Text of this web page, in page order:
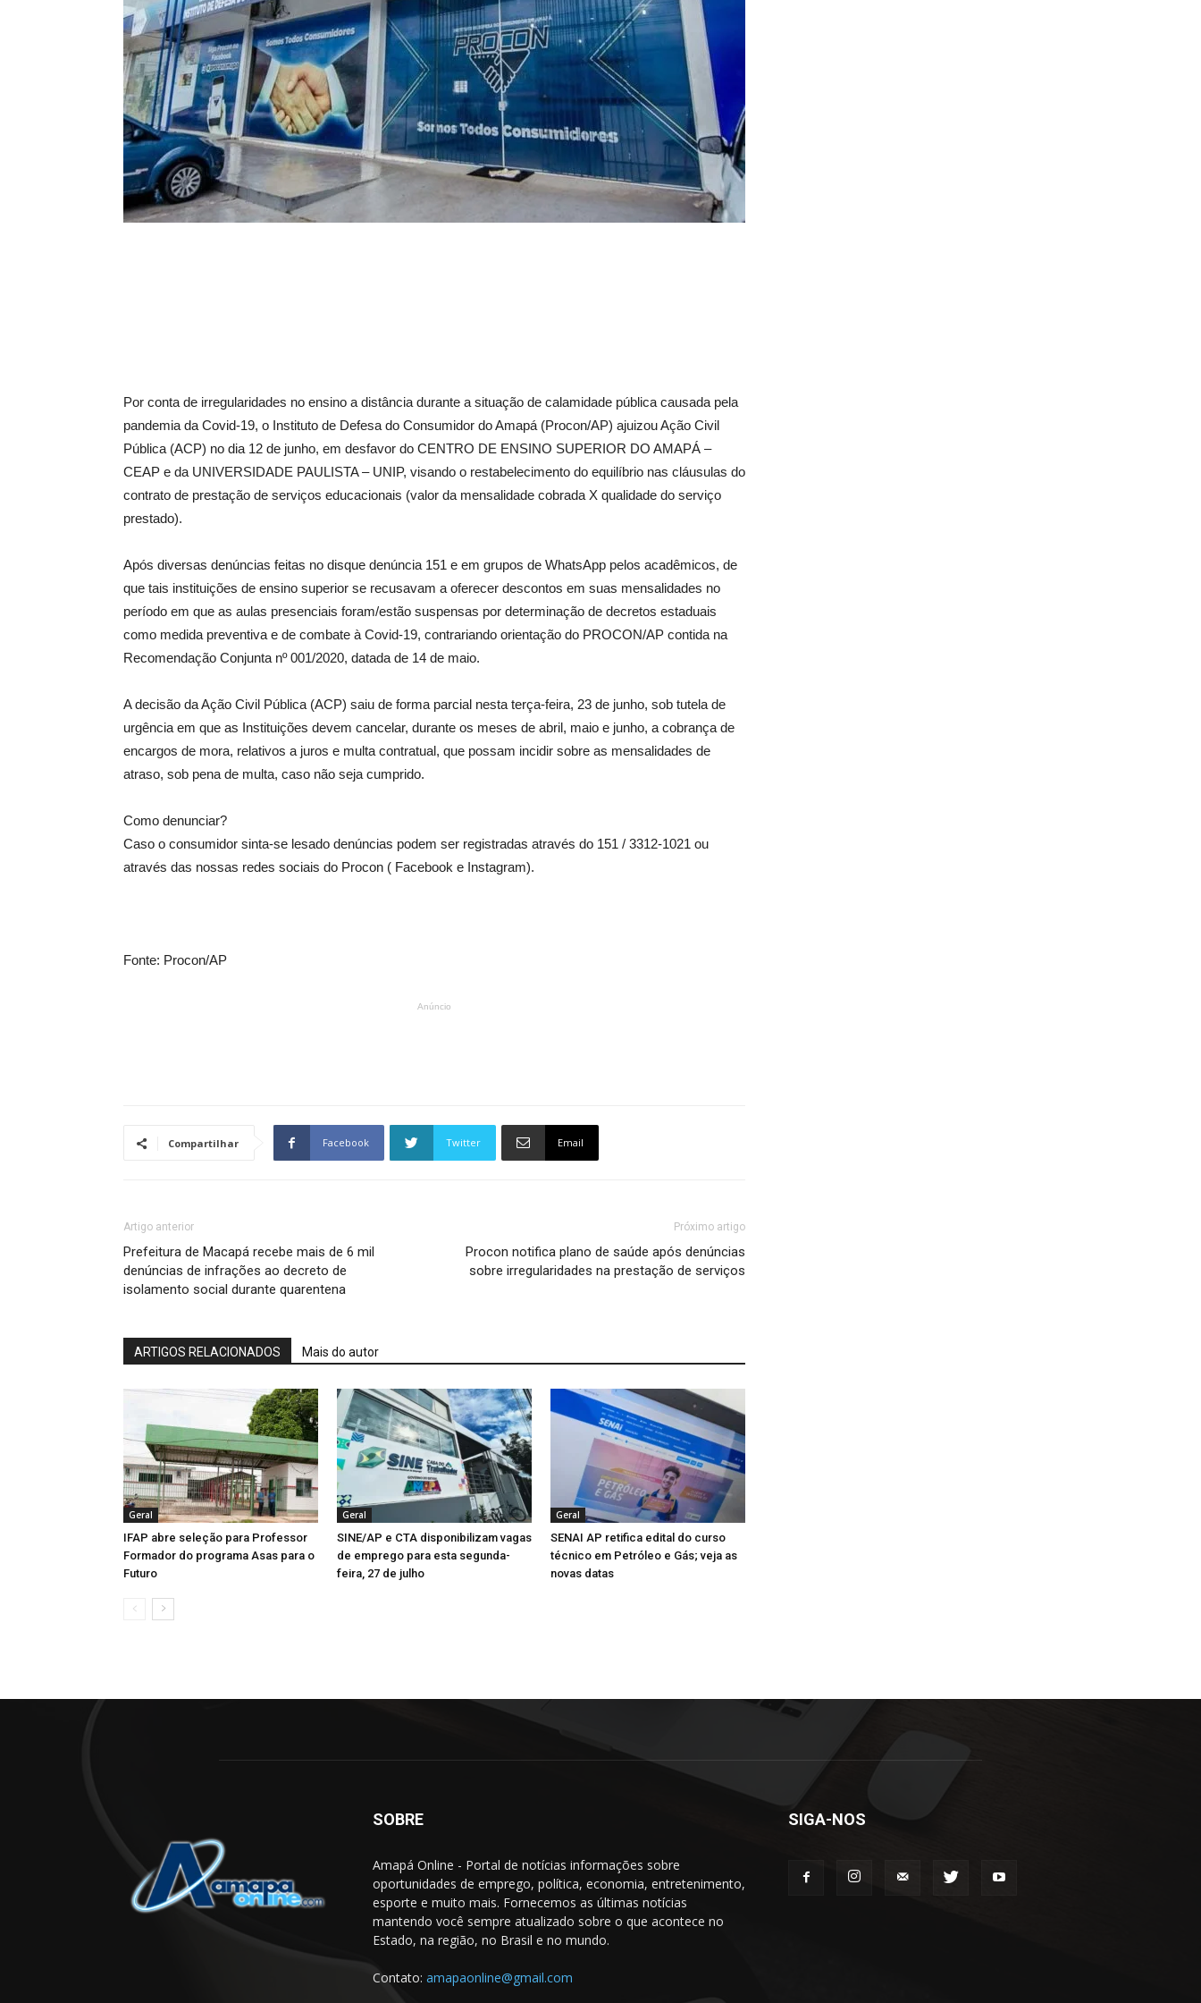
Por conta de irregularidades no ensino a distância durante a situação de calamidade pública causada pela
pandemia da Covid-19, o Instituto de Defesa do Consumidor do Amapá (Procon/AP) ajuizou Ação Civil
Pública (ACP) no dia 12 de junho, em desfavor do CENTRO DE ENSINO SUPERIOR DO AMAPÁ –
CEAP e da UNIVERSIDADE PAULISTA – UNIP, visando o restabelecimento do equilíbrio nas cláusulas do
contrato de prestação de serviços educacionais (valor da mensalidade cobrada X qualidade do serviço
prestado).
Após diversas denúncias feitas no disque denúncia 151 e em grupos de WhatsApp pelos acadêmicos, de
que tais instituições de ensino superior se recusavam a oferecer descontos em suas mensalidades no
período em que as aulas presenciais foram/estão suspensas por determinação de decretos estaduais
como medida preventiva e de combate à Covid-19, contrariando orientação do PROCON/AP contida na
Recomendação Conjunta nº 001/2020, datada de 14 de maio.
A decisão da Ação Civil Pública (ACP) saiu de forma parcial nesta terça-feira, 23 de junho, sob tutela de
urgência em que as Instituições devem cancelar, durante os meses de abril, maio e junho, a cobrança de
encargos de mora, relativos a juros e multa contratual, que possam incidir sobre as mensalidades de
atraso, sob pena de multa, caso não seja cumprido.
Como denunciar?
Caso o consumidor sinta-se lesado denúncias podem ser registradas através do 151 / 3312-1021 ou
através das nossas redes sociais do Procon ( Facebook e Instagram).
Fonte: Procon/AP
Anúncio
Compartilhar Facebook Twitter Email
Artigo anterior
Prefeitura de Macapá recebe mais de 6 mil
denúncias de infrações ao decreto de
isolamento social durante quarentena
Próximo artigo
Procon notifica plano de saúde após denúncias
sobre irregularidades na prestação de serviços
ARTIGOS RELACIONADOS Mais do autor
Geral
IFAP abre seleção para Professor
Formador do programa Asas para o
Futuro
Geral
SINE/AP e CTA disponibilizam vagas
de emprego para esta segunda-
feira, 27 de julho
Geral
SENAI AP retifica edital do curso
técnico em Petróleo e Gás; veja as
novas datas
SOBRE
Amapá Online - Portal de notícias informações sobre
oportunidades de emprego, política, economia, entretenimento,
esporte e muito mais. Fornecemos as últimas notícias
mantendo você sempre atualizado sobre o que acontece no
Estado, na região, no Brasil e no mundo.
Contato: amapaonline@gmail.com
SIGA-NOS